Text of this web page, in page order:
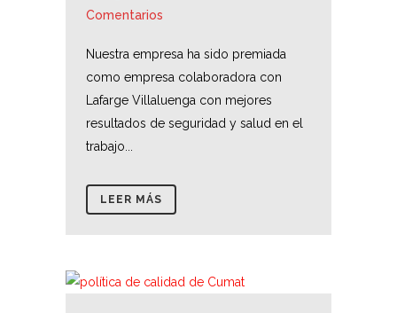
Comentarios
Nuestra empresa ha sido premiada
como empresa colaboradora con
Lafarge Villaluenga con mejores
resultados de seguridad y salud en el
trabajo...
LEER MÁS